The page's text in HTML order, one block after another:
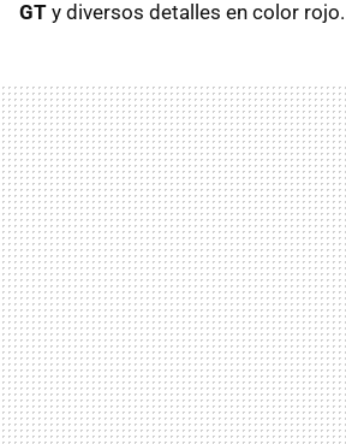
GT y diversos detalles en color rojo.